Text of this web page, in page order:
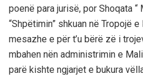
poenë para jurisë, por Shoqata “
“Shpëtimin” shkuan në Tropojë
mesazhe e për t’u bërë zë i
mbahen nën administrimin e
parë kishte ngjarjet e bukura